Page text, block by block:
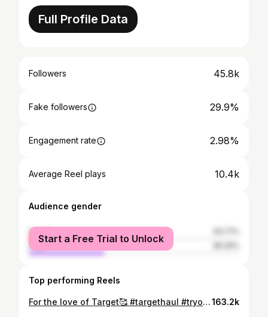
Full Profile Data
Followers 45.8k
Fake followers 29.9%
Engagement rate 2.98%
Average Reel plays 10.4k
Audience gender
female
male
Start a Free Trial to Unlock
Top performing Reels
For the love of Target🥰 #targethaul #tryonhaul #targetfinds163.2k